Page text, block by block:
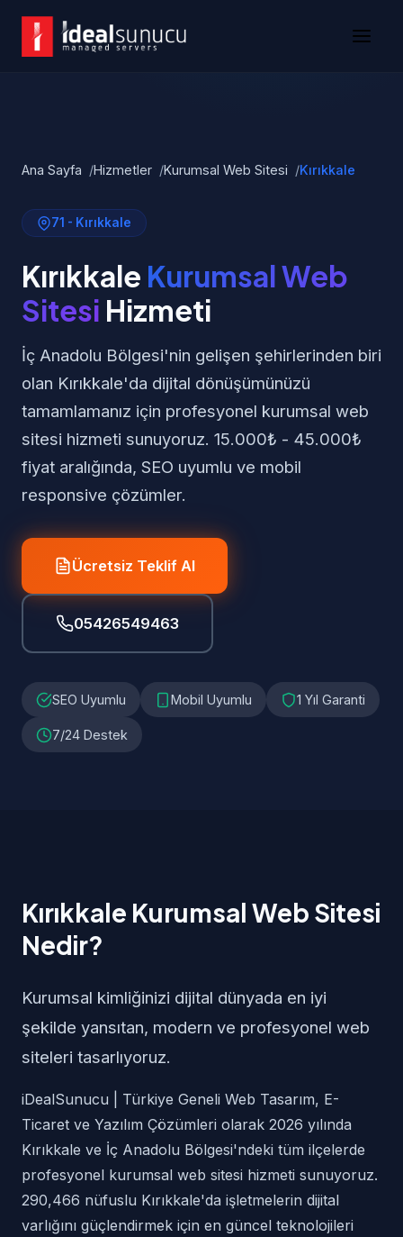
Ana Sayfa Hizmetler Kurumsal Web Sitesi Kırıkkale
71 - Kırıkkale
Kırıkkale Kurumsal Web
Sitesi Hizmeti
İç Anadolu Bölgesi'nin gelişen şehirlerinden biri
olan Kırıkkale'da dijital dönüşümünüzü
tamamlamanız için profesyonel kurumsal web
sitesi hizmeti sunuyoruz. 15.000₺ - 45.000₺
fiyat aralığında, SEO uyumlu ve mobil
responsive çözümler.
Ücretsiz Teklif Al
05426549463
SEO Uyumlu Mobil Uyumlu 1 Yıl Garanti
7/24 Destek
Kırıkkale Kurumsal Web Sitesi
Nedir?
Kurumsal kimliğinizi dijital dünyada en iyi
şekilde yansıtan, modern ve profesyonel web
siteleri tasarlıyoruz.
iDealSunucu | Türkiye Geneli Web Tasarım, E-
Ticaret ve Yazılım Çözümleri olarak 2026 yılında
Kırıkkale ve İç Anadolu Bölgesi'ndeki tüm ilçelerde
profesyonel kurumsal web sitesi hizmeti sunuyoruz.
290,466 nüfuslu Kırıkkale'da işletmelerin dijital
varlığını güçlendirmek için en güncel teknolojileri